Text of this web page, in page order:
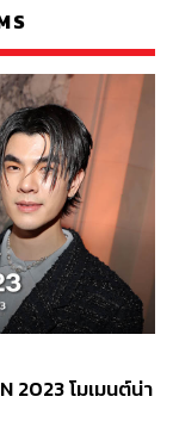
2023 โมเมนต์น่า